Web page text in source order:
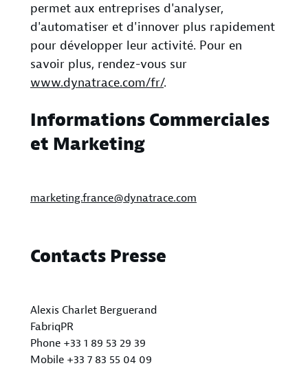
permet aux entreprises d'analyser,
d'automatiser et d'innover plus rapidement
pour développer leur activité. Pour en
savoir plus, rendez-vous sur
www.dynatrace.com/fr/.
Informations Commerciales
et Marketing
marketing.france@dynatrace.com
Contacts Presse
Alexis Charlet Berguerand
FabriqPR
Phone +33 1 89 53 29 39
Mobile +33 7 83 55 04 09